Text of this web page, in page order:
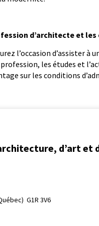
d’architecte et les
l’occasion d’assister à
les études et
sur les conditions
d’art et
G1R 3V6